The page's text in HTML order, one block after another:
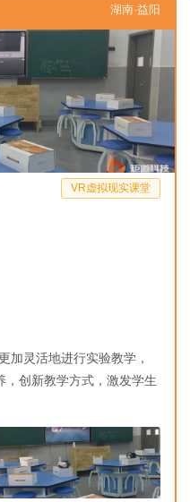
湖南·益阳
VR虚拟现实课堂
加灵活地进行实验教学，
，创新教学方式，激发学生